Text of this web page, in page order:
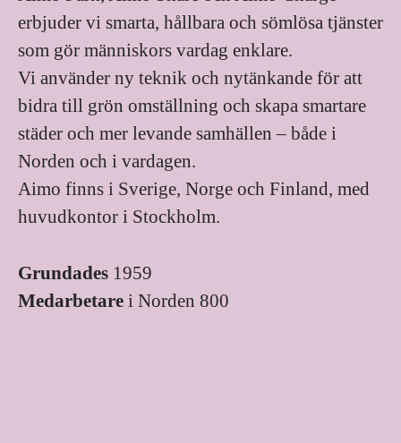
erbjuder vi smarta, hållbara och sömlösa tjänster
som gör människors vardag enklare.
Vi använder ny teknik och nytänkande för att
bidra till grön omställning och skapa smartare
städer och mer levande samhällen – både i
Norden och i vardagen.
Aimo finns i Sverige, Norge och Finland, med
huvudkontor i Stockholm.
Grundades 1959
Medarbetare i Norden 800